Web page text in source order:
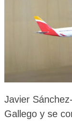
Javier
Gallego y se